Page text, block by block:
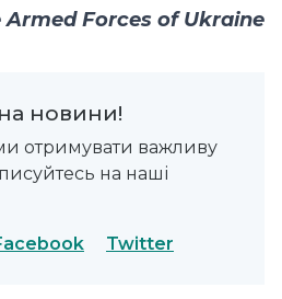
Armed Forces of Ukraine
новини!
отримувати важливу
на наші
Twitter